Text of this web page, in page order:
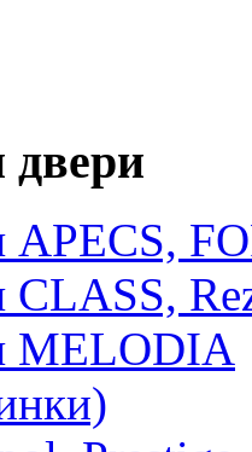
APECS,
CLASS,
MELODIA